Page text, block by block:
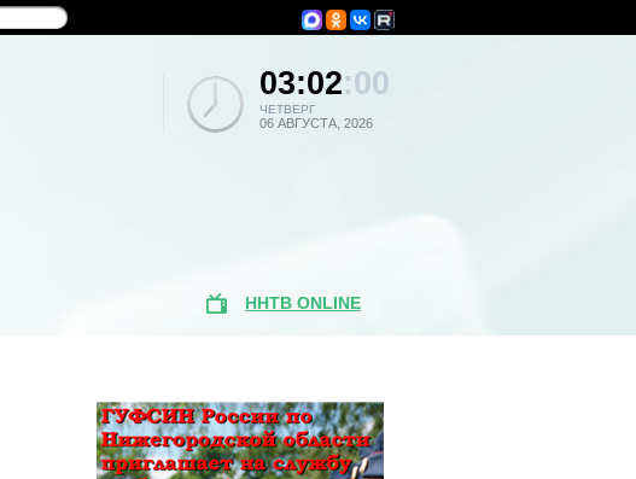
03:02:00
ЧЕТВЕРГ
06 АВГУСТА, 2026
ННТВ ONLINE